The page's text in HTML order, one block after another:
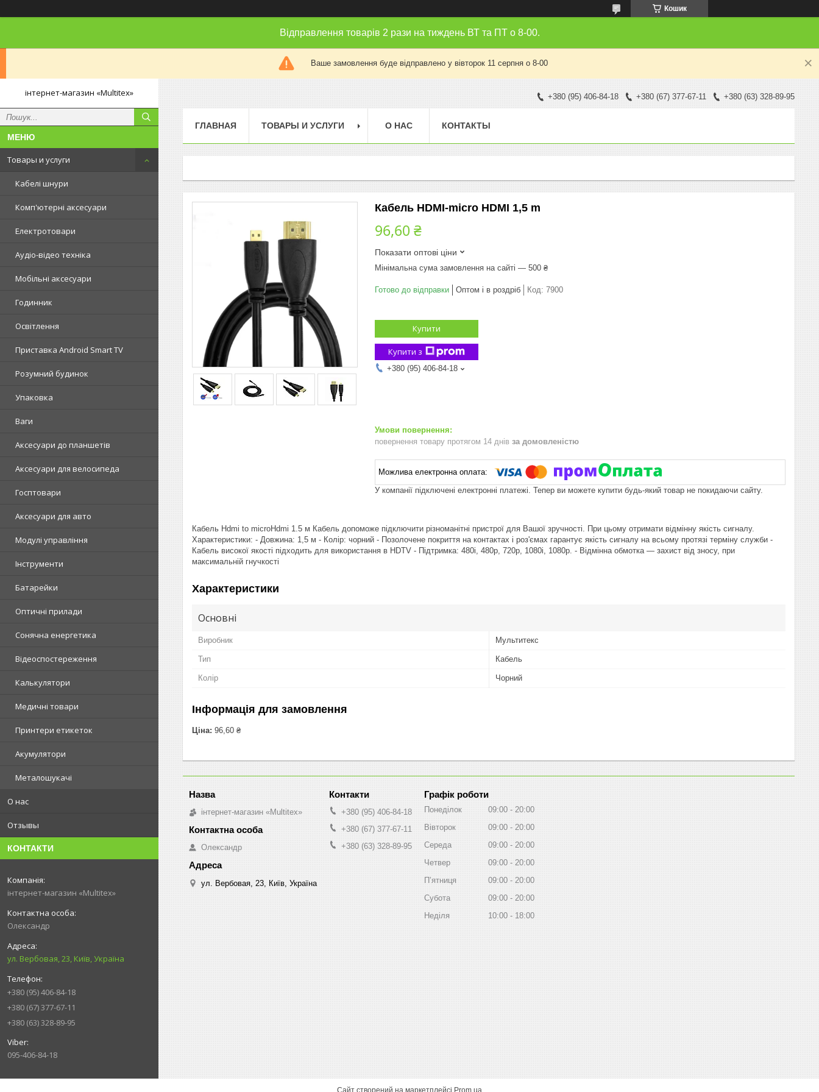
Кошик
Відправлення товарів 2 рази на тиждень ВТ та ПТ о 8-00.
Ваше замовлення буде відправлено у вівторок 11 серпня о 8-00
інтернет-магазин «Multitex»
Товары и услуги
Кабелі шнури
Комп'ютерні аксесуари
Електротовари
Аудіо-відео техніка
Мобільні аксесуари
Годинник
Освітлення
Приставка Android Smart TV
Розумний будинок
Упаковка
Ваги
Аксесуари до планшетів
Аксесуари для велосипеда
Госптовари
Аксесуари для авто
Модулі управління
Інструменти
Батарейки
Оптичні прилади
Сонячна енергетика
Відеоспостереження
Калькулятори
Медичні товари
Принтери етикеток
Акумулятори
Металошукачі
О нас
Отзывы
КОНТАКТИ
інтернет-магазин «Multitex»
Олександр
ул. Вербовая, 23, Київ, Україна
+380 (95) 406-84-18
+380 (67) 377-67-11
+380 (63) 328-89-95
095-406-84-18
+380 (95) 406-84-18 +380 (67) 377-67-11 +380 (63) 328-89-95
ГЛАВНАЯ ТОВАРЫ И УСЛУГИ О НАС КОНТАКТЫ
Кабель HDMI-micro HDMI 1,5 m
96,60 ₴
Показати оптові ціни
Мінімальна сума замовлення на сайті — 500 ₴
Готово до відправки Оптом і в роздріб Код: 7900
Купити
Купити з
+380 (95) 406-84-18
повернення товару протягом 14 днів за домовленістю
У компанії підключені електронні платежі. Тепер ви можете купити будь-який товар не покидаючи сайту.
Кабель Hdmi to microHdmi 1.5 м Кабель допоможе підключити різноманітні пристрої для Вашої зручності. При цьому отримати відмінну якість сигналу.
Характеристики: - Довжина: 1,5 м - Колір: чорний - Позолочене покриття на контактах і роз'ємах гарантує якість сигналу на всьому протязі терміну служби -
Кабель високої якості підходить для використання в HDTV - Підтримка: 480i, 480p, 720p, 1080i, 1080p. - Відмінна обмотка — захист від зносу, при
максимальній гнучкості
Характеристики
Основні
Виробник Мультитекс
Тип Кабель
Колір Чорний
Інформація для замовлення
Ціна: 96,60 ₴
інтернет-магазин «Multitex»
Олександр
ул. Вербовая, 23, Київ, Україна
+380 (95) 406-84-18
+380 (67) 377-67-11
+380 (63) 328-89-95
Графік роботи
Понеділок 09:00
20:00
Вівторок
09:00
20:00
Середа
09:00
20:00
Четвер
09:00
20:00
Пʼятниця
09:00
20:00
Субота
09:00
20:00
Неділя
10:00 18:00
Сайт створений на маркетплейсі Prom.ua